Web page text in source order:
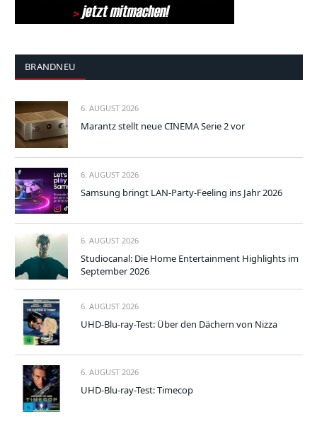
BRANDNEU
6. AUGUST 2026
Marantz stellt neue CINEMA Serie 2 vor
6. AUGUST 2026
Samsung bringt LAN-Party-Feeling ins Jahr 2026
6. AUGUST 2026
Studiocanal: Die Home Entertainment Highlights im
September 2026
6. AUGUST 2026
UHD-Blu-ray-Test: Über den Dächern von Nizza
6. AUGUST 2026
UHD-Blu-ray-Test: Timecop